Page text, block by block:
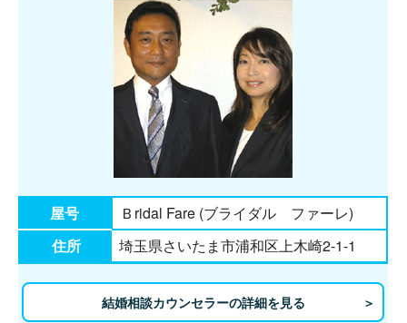
屋号
Ｂridal Fare (ブライダル ファーレ)
住所
埼玉県さいたま市浦和区上木崎2-1-1
結婚相談カウンセラーの詳細を見る